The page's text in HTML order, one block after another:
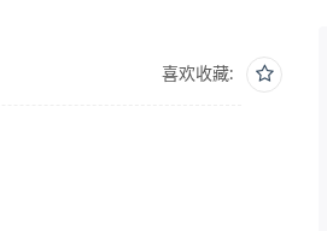
喜欢收藏: